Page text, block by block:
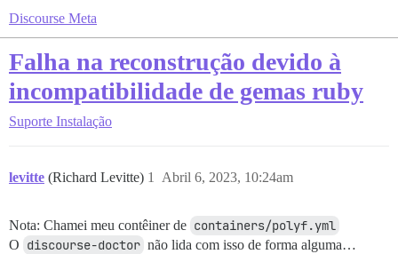
Discourse Meta
Falha na reconstrução devido à
incompatibilidade de gemas ruby
Suporte Instalação
levitte (Richard Levitte) Abril 6, 2023, 10:24am
1
Nota: Chamei meu contêiner de containers/polyf.yml
O discourse-doctor não lida com isso de forma alguma…